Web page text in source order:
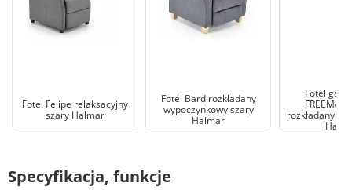
Fotel Felipe relaksacyjny
szary Halmar
Fotel Bard rozkładany
wypoczynkowy szary
Halmar
Fotel
rozkładany z
Specyfikacja, funkcje